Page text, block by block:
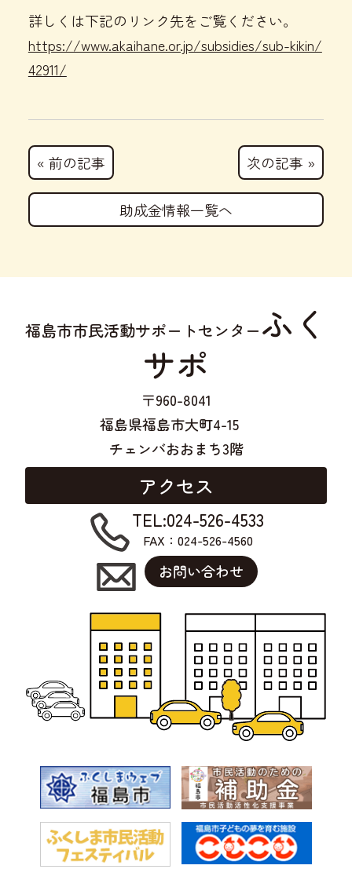
詳しくは下記のリンク先をご覧ください。
https://www.akaihane.or.jp/subsidies/sub-kikin/
42911/
« 前の記事
助成金情報一覧へ
次の記事 »
福島市市民活動サポートセンターふく
サポ
〒960-8041
福島県福島市大町4-15
チェンバおおまち3階
アクセス
TEL:024-526-4533
FAX：024-526-4560
お問い合わせ